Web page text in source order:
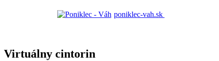
poniklec-vah.sk
Virtuálny cintorin